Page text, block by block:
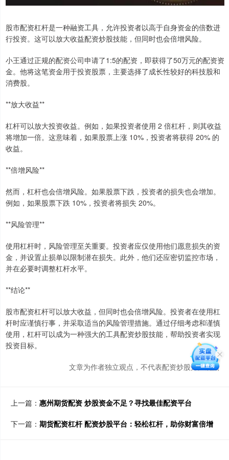
股市配资杠杆是一种融资工具，允许投资者以高于自身资金的倍数进
行投资。这可以放大收益配资炒股技能，但同时也会倍增风险。
小王通过正规的配资公司申请了1:5的配资，即获得了50万元的配资资
金。他将这笔资金用于投资股票，主要选择了成长性较好的科技股和
消费股。
**放大收益**
杠杆可以放大投资收益。例如，如果投资者使用 2 倍杠杆，则其收益
将增加一倍。这意味着，如果股票上涨 10%，投资者将获得 20% 的
收益。
**倍增风险**
然而，杠杆也会倍增风险。如果股票下跌，投资者的损失也会增加。
例如，如果股票下跌 10%，投资者将损失 20%。
**风险管理**
使用杠杆时，风险管理至关重要。投资者应仅使用他们愿意损失的资
金，并设置止损单以限制潜在损失。此外，他们还应密切监控市场，
并在必要时调整杠杆水平。
**结论**
股市配资杠杆可以放大收益，但同时也会倍增风险。投资者在使用杠
杆时应谨慎行事，并采取适当的风险管理措施。通过仔细考虑和谨慎
使用，杠杆可以成为一种强大的工具配资炒股技能，帮助投资者实现
投资目标。
文章为作者独立观点，不代表配资炒股开户观点
上一篇： 惠州期货配资 炒股资金不足？寻找最佳配资平台
下一篇： 期货配资杠杆 配资炒股平台：轻松杠杆，助你财富倍增